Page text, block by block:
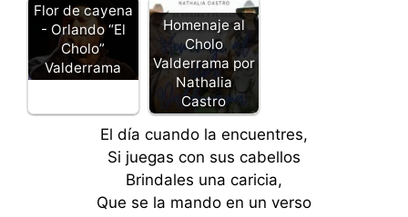
Flor de cayena
- Orlando “El
Cholo”
Valderrama
Homenaje al
Cholo
Valderrama por
Nathalia
Castro
El día cuando la encuentres,
Si juegas con sus cabellos
Brindales una caricia,
Que se la mando en un verso